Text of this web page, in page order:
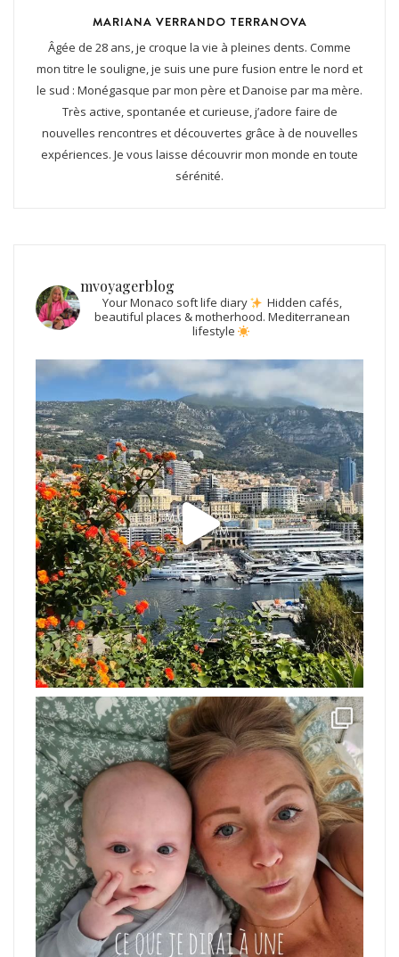
MARIANA VERRANDO TERRANOVA
Âgée de 28 ans, je croque la vie à pleines dents. Comme
mon titre le souligne, je suis une pure fusion entre le nord et
le sud : Monégasque par mon père et Danoise par ma mère.
Très active, spontanée et curieuse, j’adore faire de
nouvelles rencontres et découvertes grâce à de nouvelles
expériences. Je vous laisse découvrir mon monde en toute
sérénité.
mvoyagerblog
Your Monaco soft life diary
Hidden cafés,
beautiful places & motherhood. Mediterranean
lifestyle